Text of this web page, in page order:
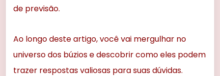
de previsão.
Ao longo deste artigo, você vai mergulhar no
universo dos búzios e descobrir como eles podem
trazer respostas valiosas para suas dúvidas.